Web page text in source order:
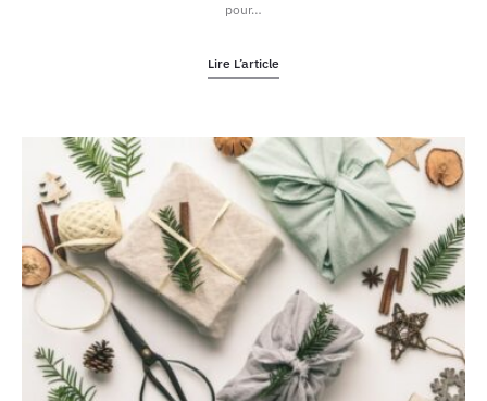
pour…
Lire L’article